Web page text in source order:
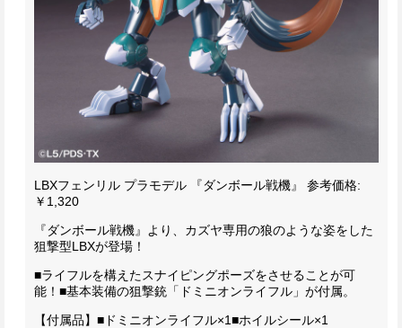
LBXフェンリル プラモデル 『ダンボール戦機』
参考価格:
￥1,320
『ダンボール戦機』より、カズヤ専用の狼のような姿をした
狙撃型LBXが登場！
■ライフルを構えたスナイピングポーズをさせることが可
能！ ■基本装備の狙撃銃「ドミニオンライフル」が付属。
【付属品】 ■ドミニオンライフル×1■ホイルシール×1